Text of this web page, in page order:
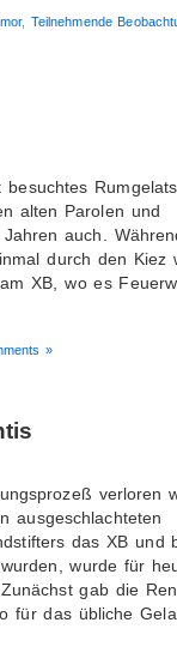
, Teilnehmende
alten Parolen und
auch.
durch den Kiez
XB, wo es
»
verloren
ausgeschlachteten
das XB und
wurde für
gab die
für das übliche